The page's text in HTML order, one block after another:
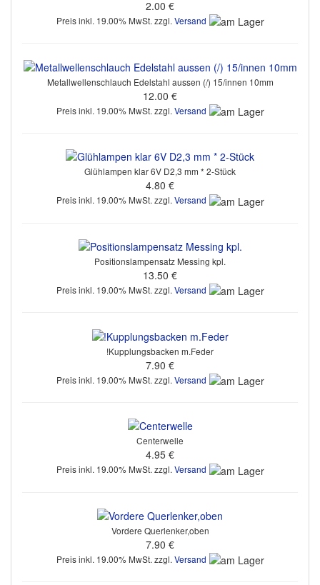
2.00 €
Preis inkl. 19.00% MwSt. zzgl. Versand
Metallwellenschlauch Edelstahl aussen (/) 15/innen 10mm
12.00 €
Preis inkl. 19.00% MwSt. zzgl. Versand
Glühlampen klar 6V D2,3 mm * 2-Stück
4.80 €
Preis inkl. 19.00% MwSt. zzgl. Versand
Positionslampensatz Messing kpl.
13.50 €
Preis inkl. 19.00% MwSt. zzgl. Versand
!Kupplungsbacken m.Feder
7.90 €
Preis inkl. 19.00% MwSt. zzgl. Versand
Centerwelle
4.95 €
Preis inkl. 19.00% MwSt. zzgl. Versand
Vordere Querlenker,oben
7.90 €
Preis inkl. 19.00% MwSt. zzgl. Versand